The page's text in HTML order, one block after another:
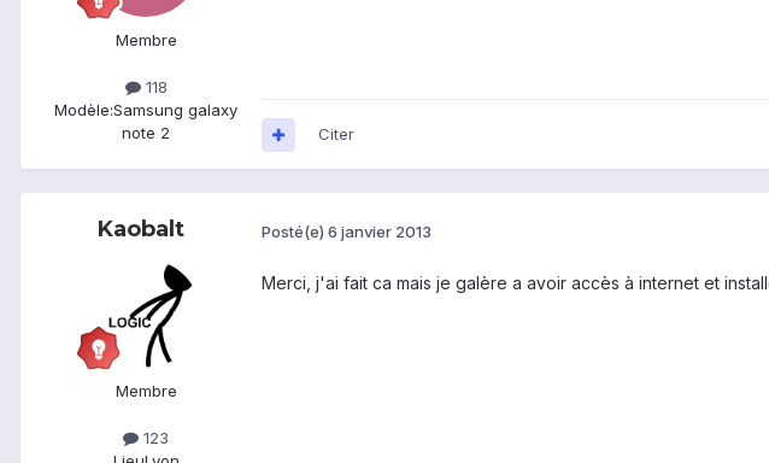
Membre
118
Modèle:Samsung galaxy
note 2
Citer
Kaobalt
Membre
123
Posté(e) 6 janvier 2013
Merci, j'ai fait ca mais je galère a avoir accès à internet et